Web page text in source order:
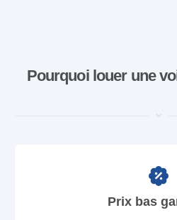
Pourquoi louer une
Prix bas